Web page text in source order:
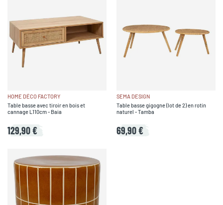
HOME DÉCO FACTORY
Table basse avec tiroir en bois et
cannage L110cm - Baia
129,90 €
SEMA DESIGN
Table basse gigogne (lot de 2) en rotin
naturel - Tamba
69,90 €